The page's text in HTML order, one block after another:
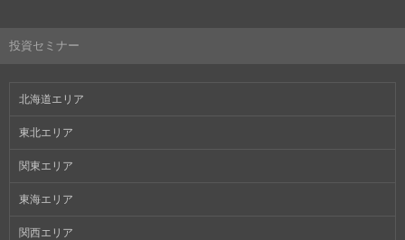
投資セミナー
北海道エリア
東北エリア
関東エリア
東海エリア
関西エリア